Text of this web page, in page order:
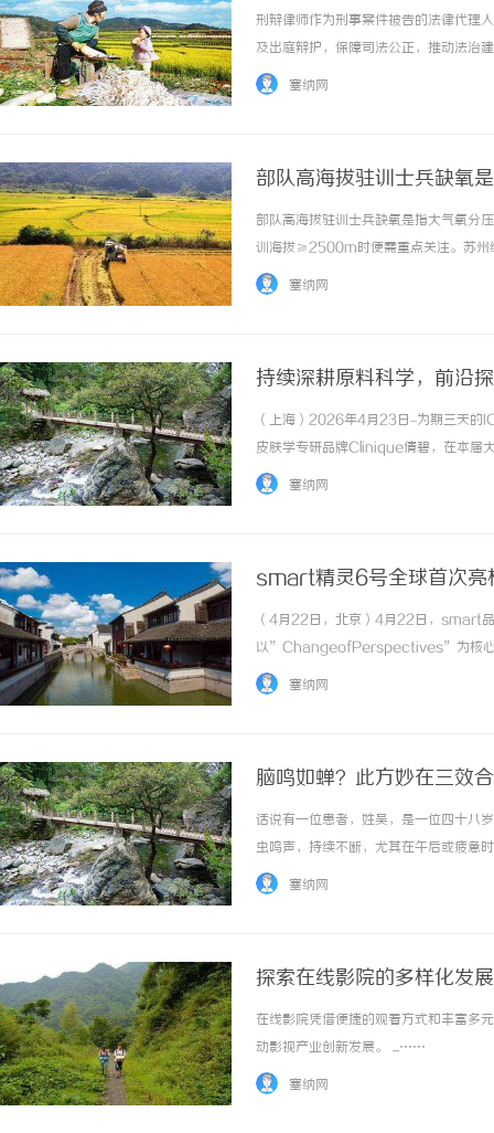
刑辩律师作为刑事案件被告的法律代理
及出庭辩护，保障司法公正，推动法治
塞纳网
部队高海拔驻训士兵缺氧
部队高海拔驻训士兵缺氧是指大气氧分
训海拔≥2500m时便需重点关注。苏州
端环境做过配套方案，具备应对高海拔
塞纳网
持续深耕原料科学，前沿
2026
（上海）2026年4月23日–为期三天的
皮肤学专研品牌Clinique倩碧，在本届
核心专研美白祛斑成分UP302的科研进
塞纳网
smart精灵6号全球首次亮
（4月22日，北京）4月22日，smart
以”ChangeofPerspectives”为核心
品牌首款豪华掀背轿车smart精灵6号
塞纳网
脑鸣如蝉？此方妙在三效
话说有一位患者，姓吴，是一位四十八
虫鸣声，持续不断，尤其在午后或疲惫
时，他感到腰腿酸软无力，上下楼梯时
塞纳网
探索在线影院的多样化发
在线影院凭借便捷的观看方式和丰富多
动影视产业创新发展。 ...……
塞纳网